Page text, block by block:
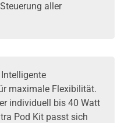
aller
Intelligente
maximale Flexibilität.
individuell bis 40 Watt
Pod Kit passt sich